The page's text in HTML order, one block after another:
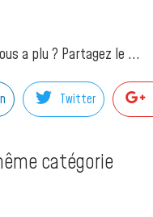
a plu ? Partagez le ...
Twitter
catégorie